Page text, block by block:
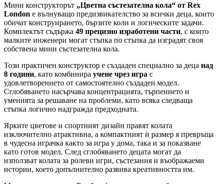
Мини конструкторът „Цветна състезателна кола“ от Rex
London е вълнуващо предизвикателство за всички деца, които
обичат конструирането, бързите коли и логическите задачи.
Комплектът съдържа 49 прецизно изработени части, с които
малките инженери могат стъпка по стъпка да изградят своя
собствена мини състезателна кола.
Този практичен конструктор е създаден специално за деца над
8 години, като комбинира учене чрез игра с
удовлетворението от самостоятелно създаден модел.
Сглобяването насърчава концентрацията, търпението и
уменията за решаване на проблеми, като всяка следваща
стъпка логично надгражда предходната.
Ярките цветове и спортният дизайн правят колата
изключително атрактивна, а компактният ѝ размер я превръща
в чудесна играчка както за игра у дома, така и за показване
като готов модел. След сглобяването децата могат да
използват колата за ролеви игри, състезания и въображаеми
истории, което допълнително развива креативността им.